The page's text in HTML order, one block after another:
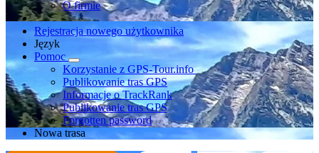
O firmie
Rejestracja nowego użytkownika
Język
Pomoc
Korzystanie z GPS-Tour.info
Publikowanie tras GPS
Informacje o TrackRank
Publikowanie tras GPS
Forgotten password
Nowa trasa